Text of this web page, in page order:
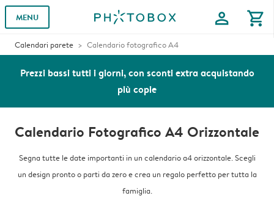
MENU profile shopping_cart
Calendari parete Calendario fotografico A4
Prezzi bassi tutti i giorni, con sconti extra acquistando
più copie
Calendario Fotografico A4 Orizzontale
Segna tutte le date importanti in un calendario a4 orizzontale. Scegli
un design pronto o parti da zero e crea un regalo perfetto per tutta la
famiglia.